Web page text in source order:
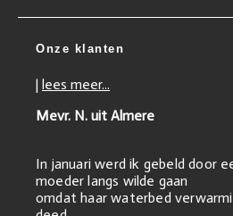
Onze klanten
| lees meer...
Mevr. N. uit Almere
In januari werd ik gebeld door
moeder langs wilde gaan
omdat haar waterbed